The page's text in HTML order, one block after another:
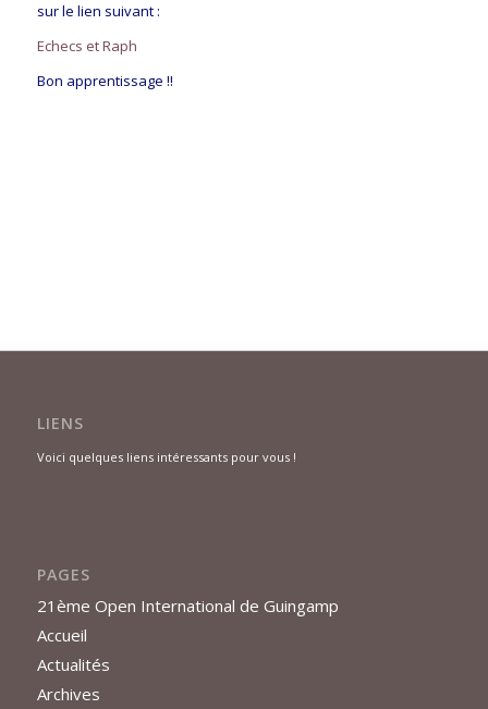
sur le lien suivant :
Echecs et Raph
Bon apprentissage !!
LIENS
Voici quelques liens intéressants pour vous !
PAGES
21ème Open International de Guingamp
Accueil
Actualités
Archives